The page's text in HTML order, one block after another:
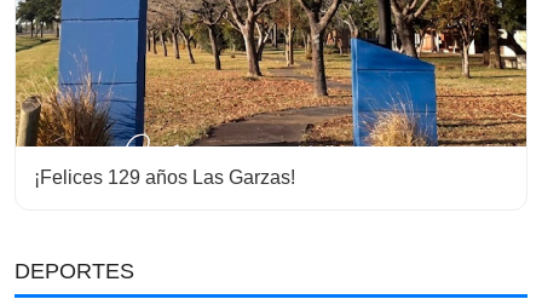
¡Felices 129 años Las Garzas!
DEPORTES